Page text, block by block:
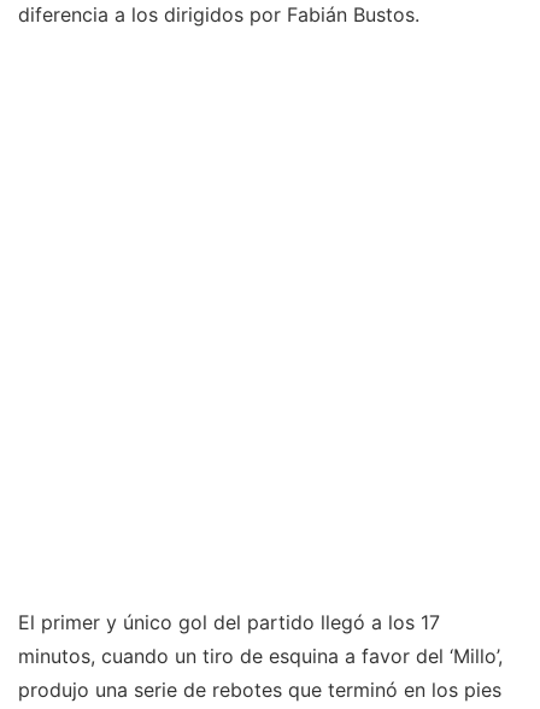
diferencia a los dirigidos por Fabián Bustos.
El primer y único gol del partido llegó a los 17
minutos, cuando un tiro de esquina a favor del ‘Millo’,
produjo una serie de rebotes que terminó en los pies